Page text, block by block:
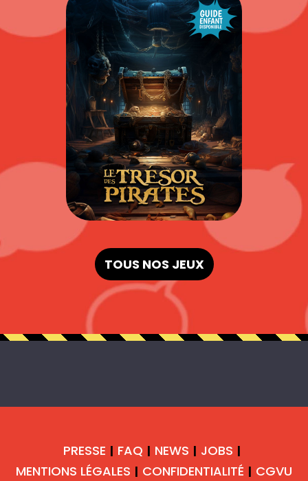
TOUS NOS JEUX
PRESSE | FAQ | NEWS | JOBS |
MENTIONS LÉGALES | CONFIDENTIALITÉ | CGVU